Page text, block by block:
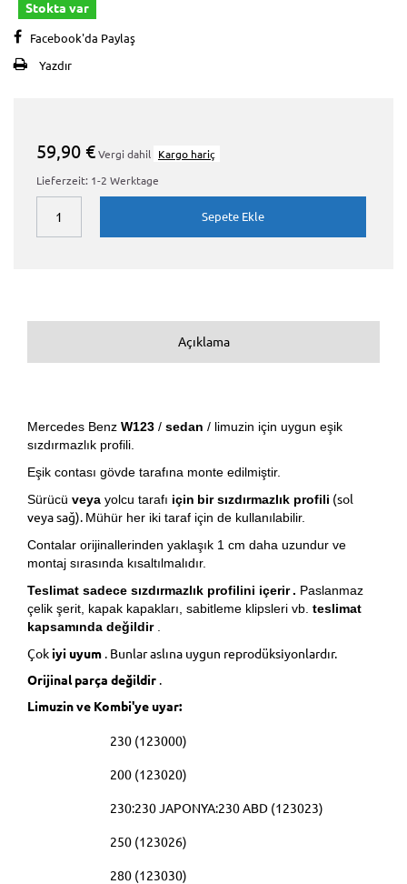
Stokta var
Facebook'da Paylaş
Yazdır
59,90 €Vergi dahil Kargo hariç
Lieferzeit: 1-2 Werktage
Sepete Ekle
Açıklama
Mercedes Benz W123 / sedan / limuzin için uygun eşik
sızdırmazlık profili.
Eşik contası gövde tarafına monte edilmiştir.
Sürücü veya yolcu tarafı için bir sızdırmazlık profili (sol
veya sağ). Mühür her iki taraf için de kullanılabilir.
Contalar orijinallerinden yaklaşık 1 cm daha uzundur ve
montaj sırasında kısaltılmalıdır.
Teslimat sadece sızdırmazlık profilini içerir . Paslanmaz
çelik şerit, kapak kapakları, sabitleme klipsleri vb. teslimat
kapsamında değildir.
Çok iyi uyum . Bunlar aslına uygun reprodüksiyonlardır.
Orijinal parça değildir .
Limuzin ve Kombi'ye uyar:
230 (123000)
200 (123020)
230:230 JAPONYA:230 ABD (123023)
250 (123026)
280 (123030)